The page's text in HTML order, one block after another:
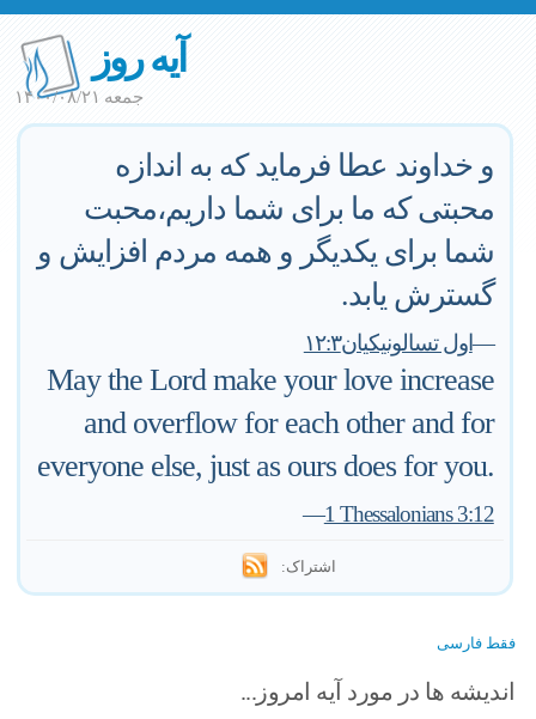
آیه روز
جمعه ۱۴۰۰/۰۸/۲۱
و خداوند عطا فرماید که به اندازه
محبتی که ما برای شما داریم،‌محبت
شما برای یکدیگر و همه مردم افزایش و
گسترش یابد.
—اول تسالونیکیان۱۲:۳
May the Lord make your love increase
and overflow for each other and for
everyone else, just as ours does for you.
—1 Thessalonians 3:12
اشتراک:
فقط فارسی
اندیشه ها در مورد آیه امروز...